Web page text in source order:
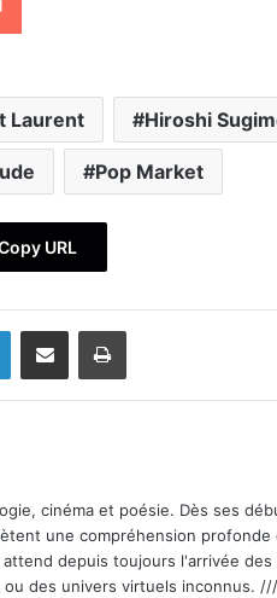
Laurent Hiroshi
Pop Market
URL
cinéma et poésie. Dès ses
une compréhension profonde
depuis toujours l'arrivée des
des univers virtuels inconnus.